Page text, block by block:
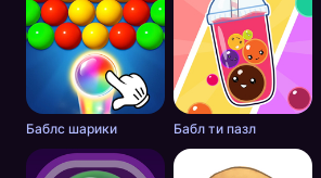
Баблс шарики Бабл ти пазл